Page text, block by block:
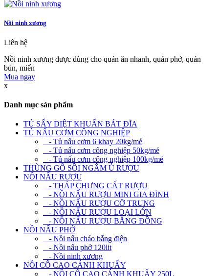
Nồi ninh xương
Liên hệ
Nồi ninh xương được dùng cho quán ăn nhanh, quán phở, quán
bún, miến
Mua ngay
x
Danh mục sản phẩm
TỦ SẤY DIỆT KHUẨN BÁT ĐĨA
TỦ NẤU CƠM CÔNG NGHIỆP
- Tủ nấu cơm 6 khay 20kg/mẻ
- Tủ nấu cơm công nghiệp 50kg/mẻ
- Tủ nấu cơm công nghiệp 100kg/mẻ
THÙNG GỖ SỒI NGÂM Ủ RƯỢU
NỒI NẤU RƯỢU
- THÁP CHƯNG CẤT RƯỢU
- NỒI NẤU RƯỢU MINI GIA ĐÌNH
- NỒI NẤU RƯỢU CỠ TRUNG
- NỒI NẤU RƯỢU LOẠI LỚN
- NỒI NẤU RƯỢU BẰNG ĐỒNG
NỒI NẤU PHỞ
- Nồi nấu cháo bằng điện
- Nồi nấu phở 120lit
- Nồi ninh xương
NỒI CÔ CAO CÁNH KHUẤY
- NỒI CÔ CAO CÁNH KHUẤY 250L